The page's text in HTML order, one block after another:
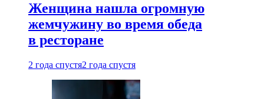
Женщина нашла огромную
жемчужину во время обеда
в ресторане
2 года спустя2 года спустя